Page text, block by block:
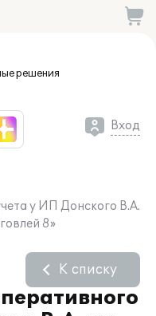
решения
Вход
у ИП Донского В.А.
8»
К списку